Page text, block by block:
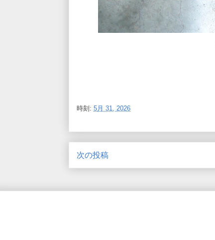
時刻: 5月 31, 2026
次の投稿